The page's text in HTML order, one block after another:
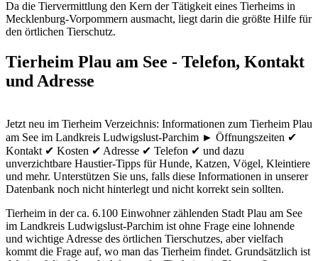
Da die Tiervermittlung den Kern der Tätigkeit eines Tierheims in
Mecklenburg-Vorpommern ausmacht, liegt darin die größte Hilfe für
den örtlichen Tierschutz.
Tierheim Plau am See - Telefon, Kontakt
und Adresse
Jetzt neu im Tierheim Verzeichnis: Informationen zum Tierheim Plau
am See im Landkreis Ludwigslust-Parchim ► Öffnungszeiten ✔
Kontakt ✔ Kosten ✔ Adresse ✔ Telefon ✔ und dazu
unverzichtbare Haustier-Tipps für Hunde, Katzen, Vögel, Kleintiere
und mehr. Unterstützen Sie uns, falls diese Informationen in unserer
Datenbank noch nicht hinterlegt und nicht korrekt sein sollten.
Tierheim in der ca. 6.100 Einwohner zählenden Stadt Plau am See
im Landkreis Ludwigslust-Parchim ist ohne Frage eine lohnende
und wichtige Adresse des örtlichen Tierschutzes, aber vielfach
kommt die Frage auf, wo man das Tierheim findet. Grundsätzlich ist